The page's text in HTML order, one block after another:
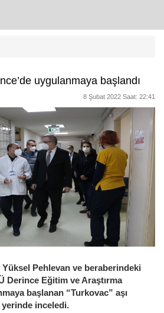
uygulanmaya başlandı
8 Şubat 2022 Saat: 22:41
Pehlevan ve beraberindeki
Derince Eğitim ve Araştırma
başlanan “Turkovac” aşı
inceledi.